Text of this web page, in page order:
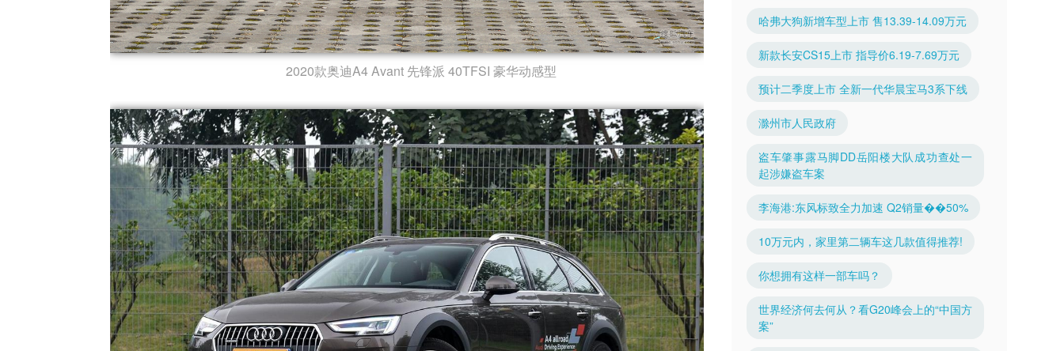
2020款奥迪A4 Avant 先锋派 40TFSI 豪华动感型
哈弗大狗新增车型上市 售13.39-14.09万元
新款长安CS15上市 指导价6.19-7.69万元
预计二季度上市 全新一代华晨宝马3系下线
滁州市人民政府
盗车肇事露马脚DD岳阳楼大队成功查处一
起涉嫌盗车案
李海港:东风标致全力加速 Q2销量��50%
10万元内，家里第二辆车这几款值得推荐!
你想拥有这样一部车吗？
世界经济何去何从？看G20峰会上的“中国方
案”